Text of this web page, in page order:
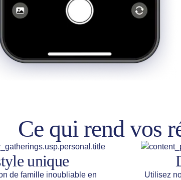
Ce qui rend vos
unique
de famille inoubliable en
Utilisez